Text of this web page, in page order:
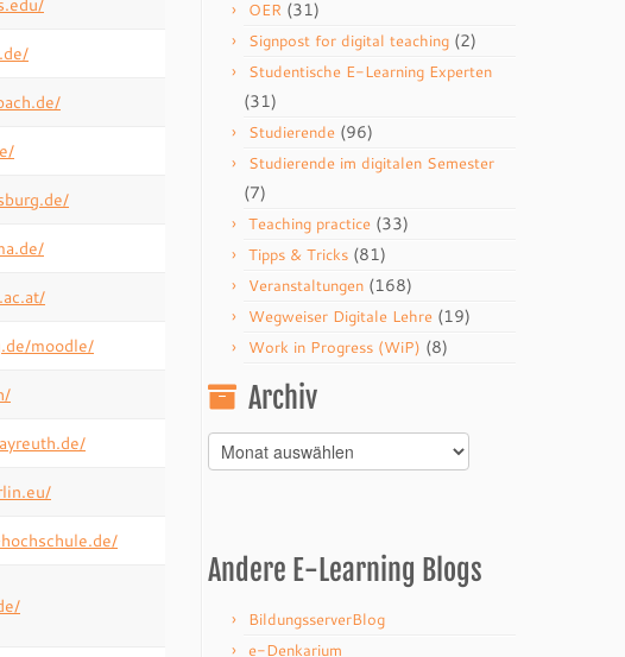
moodle/
OER (31)
Signpost for digital teaching (2)
Studentische E-Learning Experten
(31)
Studierende (96)
Studierende im digitalen Semester
(7)
Teaching practice (33)
Tipps & Tricks (81)
Veranstaltungen (168)
Wegweiser Digitale Lehre (19)
Work in Progress (WiP) (8)
Archiv
Archiv
Andere E-Learning Blogs
BildungsserverBlog
e-Denkarium